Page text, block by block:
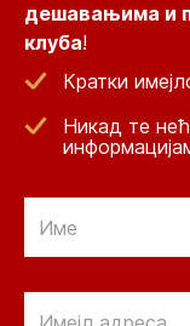
дешавањима и
клуба!
Кратки
Никад те